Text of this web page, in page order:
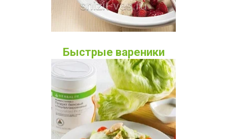
Быстрые вареники